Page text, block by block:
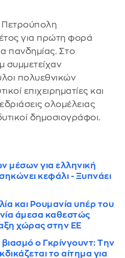
Πετρούπολη
για πρώτη φορά
πανδημίας. Στο
συμμετείχαν
πολυεθνικών
επιχειρηματίες και
ολομέλειας
δημοσιογράφοι.
μέσων για ελληνική
κεφάλι - Ξυπνάει
και Ρουμανία υπέρ του
άμεσα καθεστώς
χώρας στην ΕΕ
ο Γκρίνγουντ: Την
το αίτημα για